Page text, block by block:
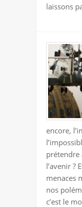
laissons
encore,
prétendre
l’avenir ?
menaces
nos
c’est le